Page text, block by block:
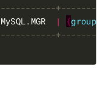
MySQL.MGR | {group-